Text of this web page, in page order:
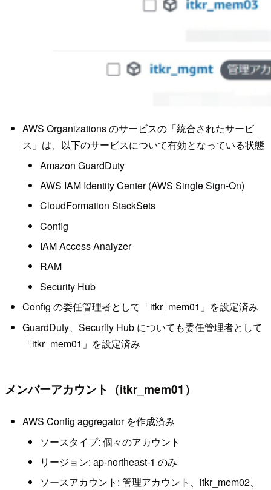
AWS Organizations のサービスの「統合されたサービ
ス」は、以下のサービスについて有効となっている状態
Amazon GuardDuty
AWS IAM Identity Center (AWS Single Sign-On)
CloudFormation StackSets
Config
IAM Access Analyzer
RAM
Security Hub
Config の委任管理者として「itkr_mem01」を設定済み
GuardDuty、Security Hub についても委任管理者として
「itkr_mem01」を設定済み
メンバーアカウント（itkr_mem01）
AWS Config aggregator を作成済み
ソースタイプ: 個々のアカウント
リージョン: ap-northeast-1 のみ
ソースアカウント: 管理アカウント、itkr_mem02、